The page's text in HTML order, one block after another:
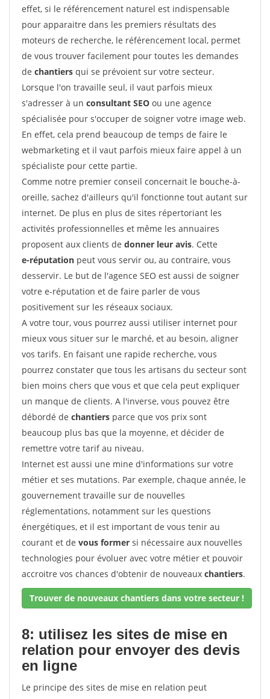
effet, si le référencement naturel est indispensable
pour apparaitre dans les premiers résultats des
moteurs de recherche, le référencement local, permet
de vous trouver facilement pour toutes les demandes
de chantiers qui se prévoient sur votre secteur.
Lorsque l'on travaille seul, il vaut parfois mieux
s'adresser à un consultant SEO ou une agence
spécialisée pour s'occuper de soigner votre image web.
En effet, cela prend beaucoup de temps de faire le
webmarketing et il vaut parfois mieux faire appel à un
spécialiste pour cette partie.
Comme notre premier conseil concernait le bouche-à-
oreille, sachez d'ailleurs qu'il fonctionne tout autant sur
internet. De plus en plus de sites répertoriant les
activités professionnelles et même les annuaires
proposent aux clients de donner leur avis. Cette
e-réputation peut vous servir ou, au contraire, vous
desservir. Le but de l'agence SEO est aussi de soigner
votre e-réputation et de faire parler de vous
positivement sur les réseaux sociaux.
A votre tour, vous pourrez aussi utiliser internet pour
mieux vous situer sur le marché, et au besoin, aligner
vos tarifs. En faisant une rapide recherche, vous
pourrez constater que tous les artisans du secteur sont
bien moins chers que vous et que cela peut expliquer
un manque de clients. A l'inverse, vous pouvez être
débordé de chantiers parce que vos prix sont
beaucoup plus bas que la moyenne, et décider de
remettre votre tarif au niveau.
Internet est aussi une mine d'informations sur votre
métier et ses mutations. Par exemple, chaque année, le
gouvernement travaille sur de nouvelles
réglementations, notamment sur les questions
énergétiques, et il est important de vous tenir au
courant et de vous former si nécessaire aux nouvelles
technologies pour évoluer avec votre métier et pouvoir
accroitre vos chances d'obtenir de nouveaux chantiers.
Trouver de nouveaux chantiers dans votre secteur !
8: utilisez les sites de mise en
relation pour envoyer des devis
en ligne
Le principe des sites de mise en relation peut